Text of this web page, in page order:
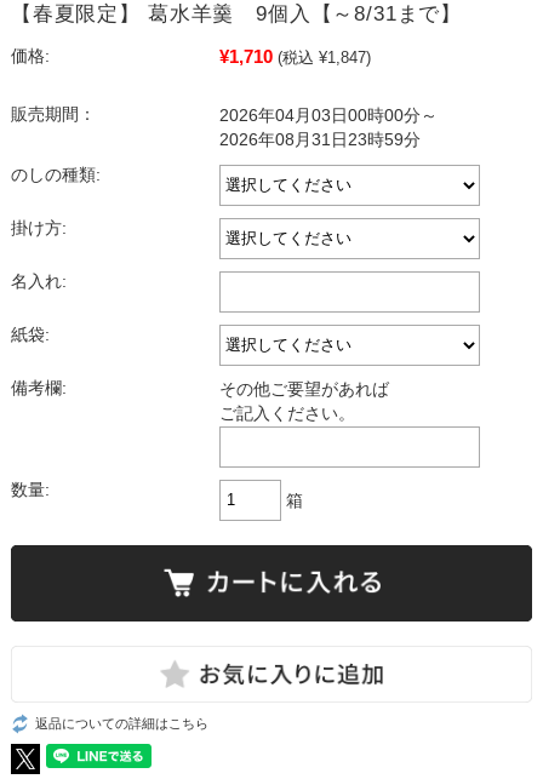
【春夏限定】 葛水羊羹 9個入【～8/31まで】
価格: ¥1,710 (税込 ¥1,847)
販売期間：
2026年04月03日00時00分～
2026年08月31日23時59分
のしの種類:
掛け方:
名入れ:
紙袋:
備考欄:
その他ご要望があれば
ご記入ください。
数量:
箱
返品についての詳細はこちら